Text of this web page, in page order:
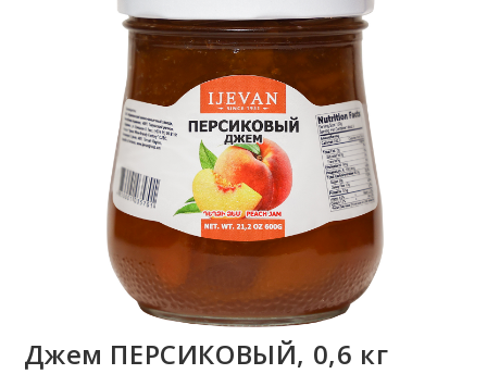
Джем ПЕРСИКОВЫЙ, 0,6 кг